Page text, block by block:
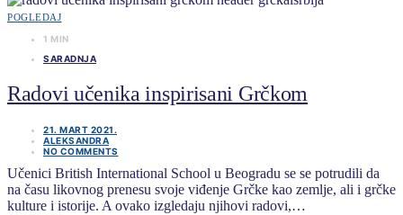
POGLEDAJ
1 MIN
SARADNJA
Radovi učenika inspirisani Grčkom
21. MART 2021.
ALEKSANDRA
NO COMMENTS
Učenici British International School u Beogradu se se potrudili da
na času likovnog prenesu svoje viđenje Grčke kao zemlje, ali i grčke
kulture i istorije. A ovako izgledaju njihovi radovi,…